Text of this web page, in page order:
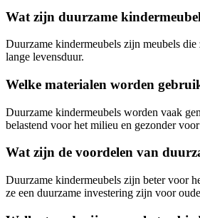
Wat zijn duurzame
Duurzame kindermeubels zijn meubels
lange levensduur.
Welke materialen worden
Duurzame kindermeubels worden vaak
belastend voor het milieu en gezonder
Wat zijn de voordelen van
Duurzame kindermeubels zijn beter voor
ze een duurzame investering zijn voor